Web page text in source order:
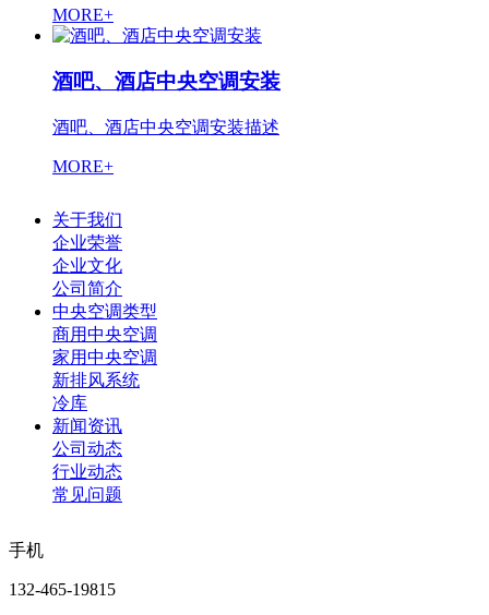
MORE+
酒吧、酒店中央空调安装
酒吧、酒店中央空调安装描述
MORE+
关于我们
企业荣誉
企业文化
公司简介
中央空调类型
商用中央空调
家用中央空调
新排风系统
冷库
新闻资讯
公司动态
行业动态
常见问题
手机
132-465-19815